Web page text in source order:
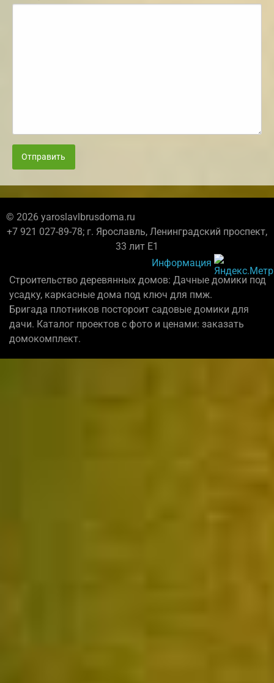
Отправить
© 2026 yaroslavlbrusdoma.ru
+7 921 027-89-78; г. Ярославль, Ленинградский проспект,
33 лит Е1
Информация
Строительство деревянных домов: Дачные домики под
усадку, каркасные дома под ключ для пмж.
Бригада плотников постороит садовые домики для
дачи. Каталог проектов с фото и ценами: заказать
домокомплект.